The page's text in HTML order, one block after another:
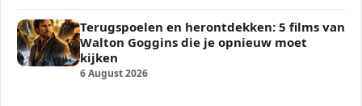
Terugspoelen en herontdekken: 5 films van
Walton Goggins die je opnieuw moet
kijken
6 August 2026